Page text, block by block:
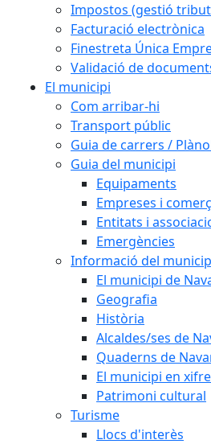
Impostos (gestió
Facturació electrònica
Finestreta Única
Validació de
El municipi
Com arribar-hi
Transport públic
Guia de carrers /
Guia del municipi
Equipaments
Empreses i
Entitats i
Emergències
Informació del
El municipi de
Geografia
Història
Alcaldes/ses de
Quaderns de
El municipi en
Patrimoni cultural
Turisme
Llocs d'interès